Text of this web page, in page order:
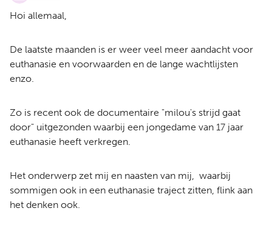
Hoi allemaal,
De laatste maanden is er weer veel meer aandacht voor
euthanasie en voorwaarden en de lange wachtlijsten
enzo.
Zo is recent ook de documentaire "milou's strijd gaat
door" uitgezonden waarbij een jongedame van 17 jaar
euthanasie heeft verkregen.
Het onderwerp zet mij en naasten van mij, waarbij
sommigen ook in een euthanasie traject zitten, flink aan
het denken ook.